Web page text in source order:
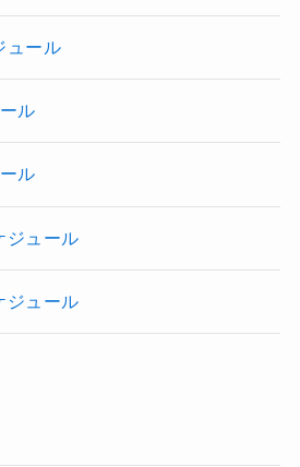
ュール
ル
ル
ジュール
ジュール